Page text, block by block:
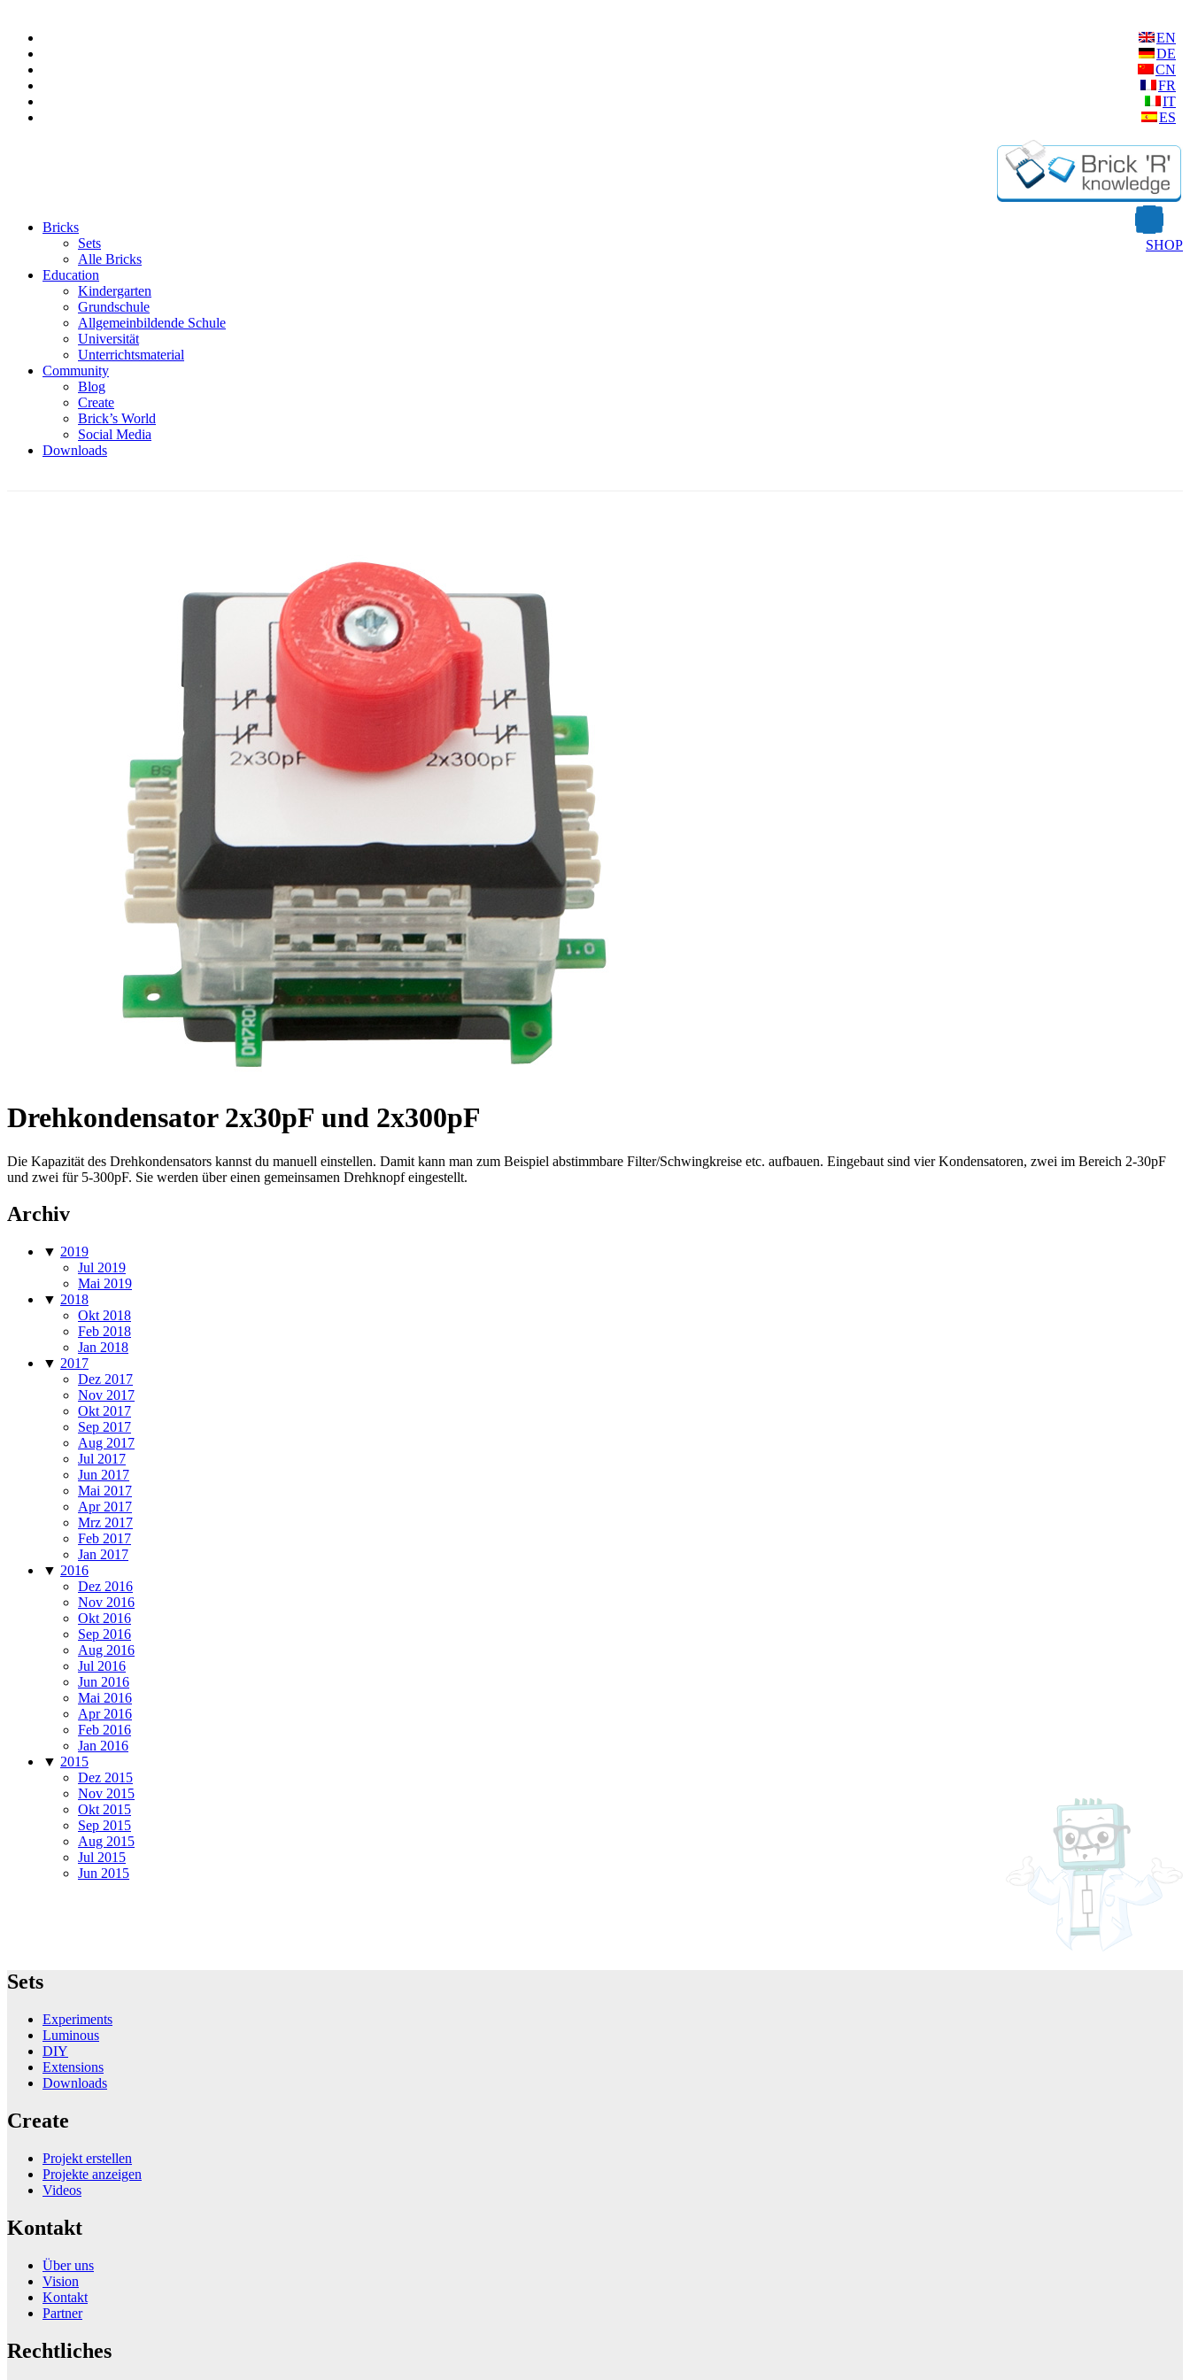
EN
DE
CN
FR
IT
ES
SHOP
Bricks
Sets
Alle Bricks
Education
Kindergarten
Grundschule
Allgemeinbildende Schule
Universität
Unterrichtsmaterial
Community
Blog
Create
Brick’s World
Social Media
Downloads
Drehkondensator 2x30pF und 2x300pF
Die Kapazität des Drehkondensators kannst du manuell einstellen. Damit kann man zum Beispiel abstimmbare Filter/Schwingkreise etc. aufbauen. Eingebaut sind vier Kondensatoren, zwei im Bereich 2-30pF
und zwei für 5-300pF. Sie werden über einen gemeinsamen Drehknopf eingestellt.
Archiv
▼ 2019
Jul 2019
Mai 2019
▼ 2018
Okt 2018
Feb 2018
Jan 2018
▼ 2017
Dez 2017
Nov 2017
Okt 2017
Sep 2017
Aug 2017
Jul 2017
Jun 2017
Mai 2017
Apr 2017
Mrz 2017
Feb 2017
Jan 2017
▼ 2016
Dez 2016
Nov 2016
Okt 2016
Sep 2016
Aug 2016
Jul 2016
Jun 2016
Mai 2016
Apr 2016
Feb 2016
Jan 2016
▼ 2015
Dez 2015
Nov 2015
Okt 2015
Sep 2015
Aug 2015
Jul 2015
Jun 2015
Sets
Experiments
Luminous
DIY
Extensions
Downloads
Create
Projekt erstellen
Projekte anzeigen
Videos
Kontakt
Über uns
Vision
Kontakt
Partner
Rechtliches